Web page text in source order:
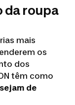
da roupa
mais
os
dos
têm como
de